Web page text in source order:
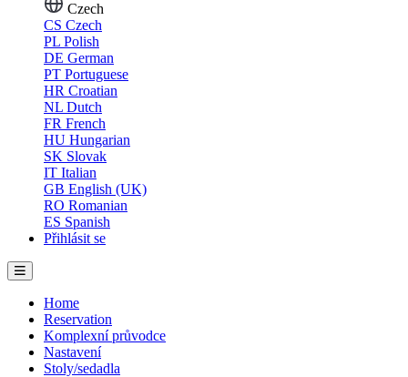
Czech
CS Czech
PL Polish
DE German
PT Portuguese
HR Croatian
NL Dutch
FR French
HU Hungarian
SK Slovak
IT Italian
GB English (UK)
RO Romanian
ES Spanish
Přihlásit se
Home
Reservation
Komplexní průvodce
Nastavení
Stoly/sedadla